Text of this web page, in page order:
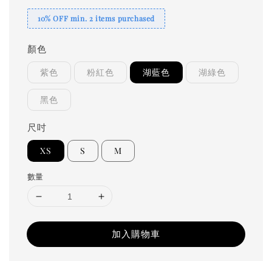
10% OFF min. 2 items purchased
顏色
紫色 粉紅色 湖藍色 湖綠色
黑色
尺吋
XS S M
數量
加入購物車